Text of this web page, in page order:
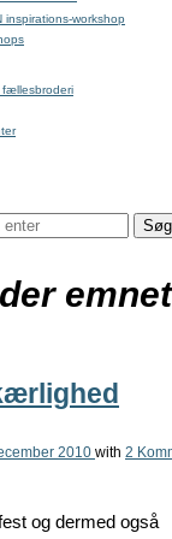
workshop
emnet
2010 with 2
og dermed også